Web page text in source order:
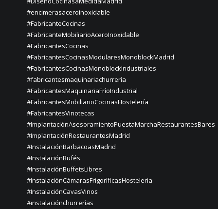
#encimerasaceroinoxidable
#FabricanteCocinas
#FabricanteMobiliarioAceroInoxidable
#FabricantesCocinas
#FabricantesCocinasModularesMonoblockMadrid
#FabricantesCocinasMonoblockIndustriales
#fabricantesmaquinariachurrería
#FabricantesMaquinariaFríoIndustrial
#FabricantesMobiliarioCocinasHostelería
#FabricantesVinotecas
#ImplantaciónAsesoramientoPuestaMarchaRestaurantesBares
#ImplantaciónRestaurantesMadrid
#InstalaciónBarbacoasMadrid
#InstalaciónBufés
#InstalaciónBuffetsLibres
#InstalaciónCámarasFrigoríficasHosteleria
#InstalaciónCavasVinos
#instalaciónchurrerías